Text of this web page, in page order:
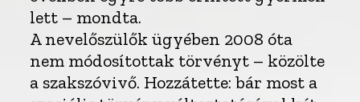
lett – mondta.
A nevelőszülők ügyében 2008 óta
nem módosítottak törvényt – közölte
a szakszóvivő. Hozzátette: bár most a